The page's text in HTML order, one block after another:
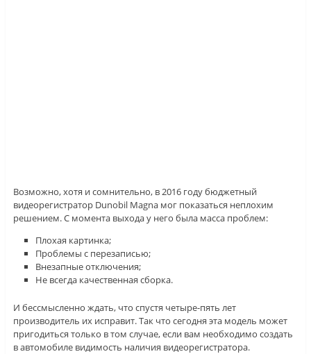
Возможно, хотя и сомнительно, в 2016 году бюджетный
видеорегистратор Dunobil Magna мог показаться неплохим
решением. С момента выхода у него была масса проблем:
Плохая картинка;
Проблемы с перезаписью;
Внезапные отключения;
Не всегда качественная сборка.
И бессмысленно ждать, что спустя четыре-пять лет
производитель их исправит. Так что сегодня эта модель может
пригодиться только в том случае, если вам необходимо создать
в автомобиле видимость наличия видеорегистратора.